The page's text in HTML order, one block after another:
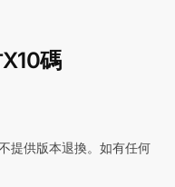
碼
提供版本退換。如有任何